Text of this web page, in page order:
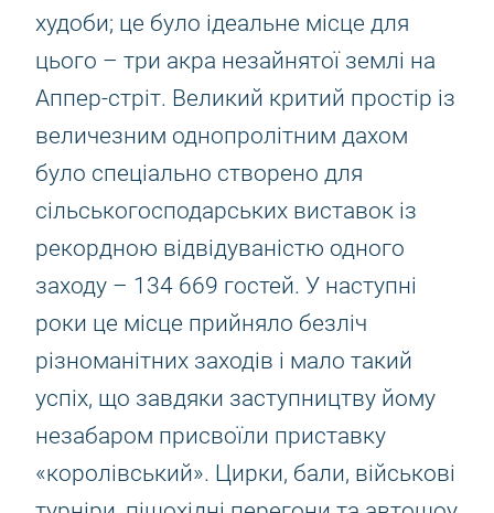
худоби; це було ідеальне місце для
цього – три акра незайнятої землі на
Аппер-стріт. Великий критий простір із
величезним однопролітним дахом
було спеціально створено для
сільськогосподарських виставок із
рекордною відвідуваністю одного
заходу – 134 669 гостей. У наступні
роки це місце прийняло безліч
різноманітних заходів і мало такий
успіх, що завдяки заступництву йому
незабаром присвоїли приставку
«королівський». Цирки, бали, військові